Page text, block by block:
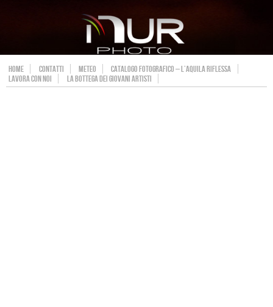
HOME CONTATTI METEO
CATALOGO FOTOGRAFICO – L’AQUILA RIFLESSA
LAVORA CON NOI
LA BOTTEGA DEI GIOVANI ARTISTI